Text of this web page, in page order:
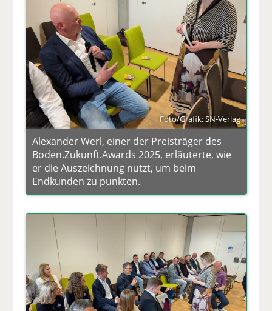
Foto/Grafik: SN-Verlag
Alexander Werl, einer der Preisträger des
Boden.Zukunft.Awards 2025, erläuterte, wie
er die Auszeichnung nutzt, um beim
Endkunden zu punkten.